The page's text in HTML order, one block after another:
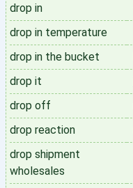
drop in
drop in temperature
drop in the bucket
drop it
drop off
drop reaction
drop shipment
wholesales